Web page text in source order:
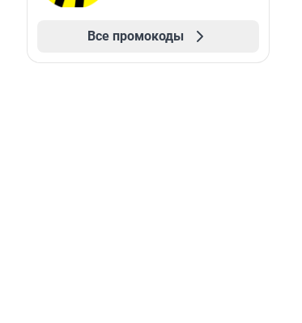
Все промокоды